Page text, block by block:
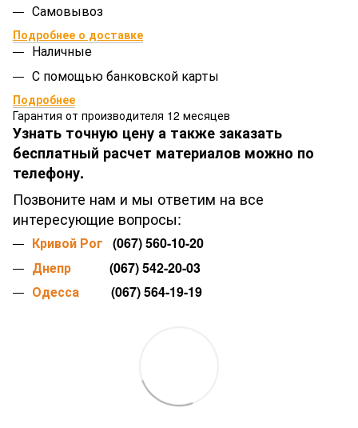
Самовывоз
Подробнее о доставке
Наличные
С помощью банковской карты
Подробнее
Гарантия от производителя 12 месяцев
Узнать точную цену а также заказать
бесплатный расчет материалов можно по
телефону.
Позвоните нам и мы ответим на все
интересующие вопросы:
Кривой Рог (067) 560-10-20
Днепр (067) 542-20-03
Одесса (067) 564-19-19